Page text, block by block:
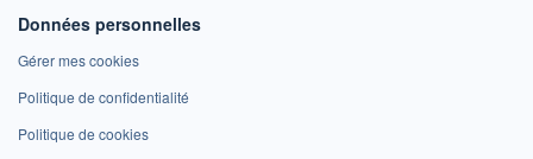
Données personnelles
Gérer mes cookies
Politique de confidentialité
Politique de cookies